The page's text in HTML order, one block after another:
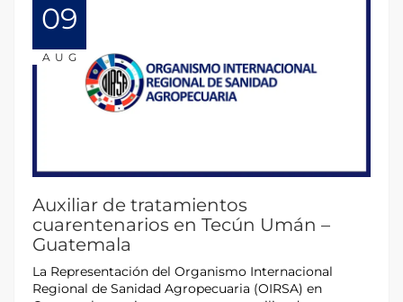
09
AUG
Auxiliar de tratamientos
cuarentenarios en Tecún Umán –
Guatemala
La Representación del Organismo Internacional
Regional de Sanidad Agropecuaria (OIRSA) en